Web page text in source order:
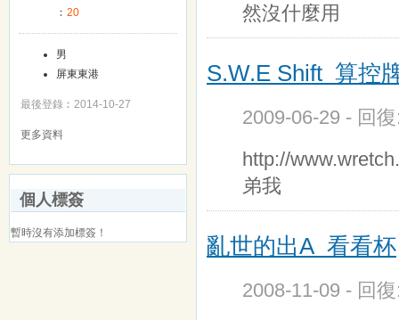
︰ 20
男
屏東東港
最後登錄︰2014-10-27
更多資料
個人標簽
暫時沒有添加標簽！
然沒什麼用
S.W.E Shift 算控
2009-06-29 - 回
http://
弟我
亂世的出A 看看杯
2008-11-09 - 回